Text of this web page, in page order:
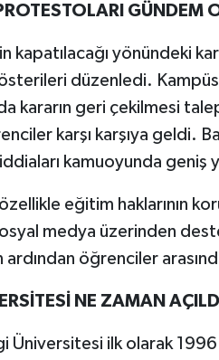
GÜNDEM
kapatılacağı yönündeki
düzenledi. Kampüs
kararın geri çekilmesi
karşı karşıya geldi.
kamuoyunda geniş
eğitim haklarının
medya üzerinden
ardından öğrenciler
NE ZAMAN
Üniversitesi ilk olarak 1996